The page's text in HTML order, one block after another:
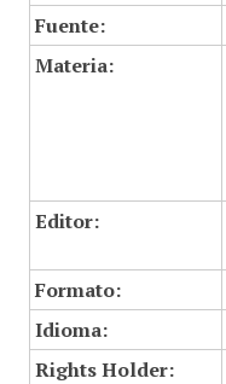
Fuente:
Materia:
Editor:
Formato:
Idioma:
Rights Holder: